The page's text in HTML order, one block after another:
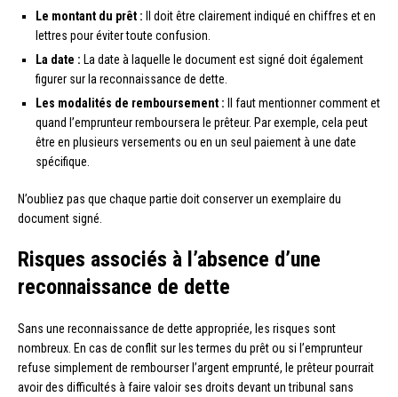
Le montant du prêt : Il doit être clairement indiqué en chiffres et en
lettres pour éviter toute confusion.
La date : La date à laquelle le document est signé doit également
figurer sur la reconnaissance de dette.
Les modalités de remboursement : Il faut mentionner comment et
quand l’emprunteur remboursera le prêteur. Par exemple, cela peut
être en plusieurs versements ou en un seul paiement à une date
spécifique.
N’oubliez pas que chaque partie doit conserver un exemplaire du
document signé.
Risques associés à l’absence d’une
reconnaissance de dette
Sans une reconnaissance de dette appropriée, les risques sont
nombreux. En cas de conflit sur les termes du prêt ou si l’emprunteur
refuse simplement de rembourser l’argent emprunté, le prêteur pourrait
avoir des difficultés à faire valoir ses droits devant un tribunal sans